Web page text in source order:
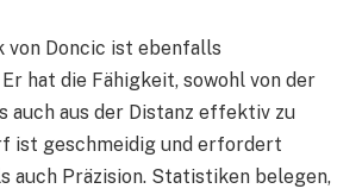
Doncic ist ebenfalls
hat die Fähigkeit, sowohl von der
auch aus der Distanz effektiv zu
ist geschmeidig und erfordert
auch Präzision. Statistiken belegen,